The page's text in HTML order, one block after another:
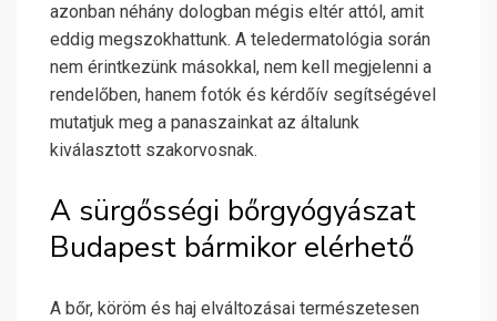
azonban néhány dologban mégis eltér attól, amit
eddig megszokhattunk. A teledermatológia során
nem érintkezünk másokkal, nem kell megjelenni a
rendelőben, hanem fotók és kérdőív segítségével
mutatjuk meg a panaszainkat az általunk
kiválasztott szakorvosnak.
A sürgősségi bőrgyógyászat
Budapest bármikor elérhető
A bőr, köröm és haj elváltozásai természetesen